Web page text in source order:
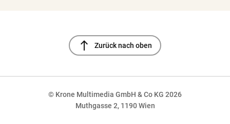
north Zurück nach oben
© Krone Multimedia GmbH & Co KG 2026
Muthgasse 2, 1190 Wien